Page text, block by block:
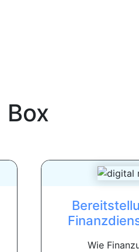
Box
Wie